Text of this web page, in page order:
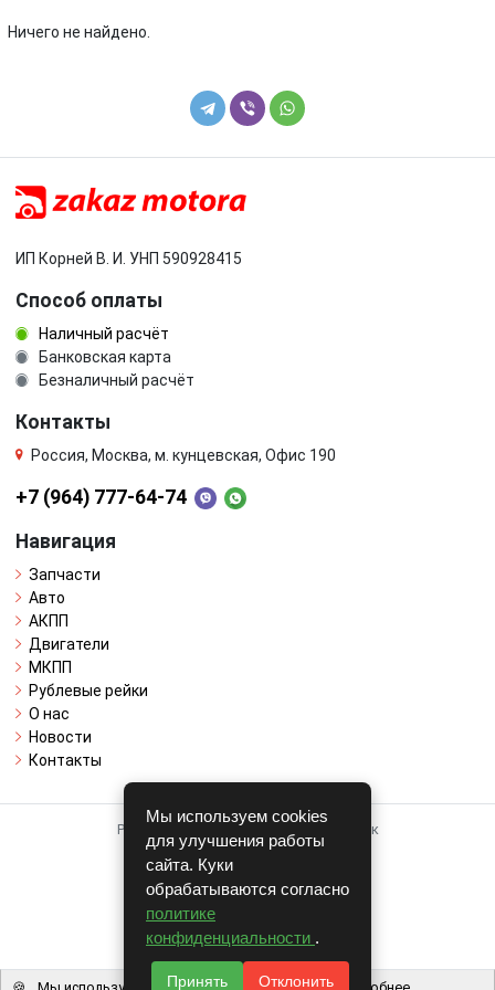
Ничего не найдено.
ИП Корней В. И. УНП 590928415
Способ оплаты
Наличный расчёт
Банковская карта
Безналичный расчёт
Контакты
Россия, Москва, м. кунцевская, Офис 190
+7 (964) 777-64-74
Навигация
Запчасти
Авто
АКПП
Двигатели
МКПП
Рублевые рейки
О нас
Новости
Контакты
Работает на системе для авторазборок
CARRO.БИЗНЕС
Полная версия
© COPYRIGHT 2026 г.
v1.1.24
Мы используем cookies
для улучшения работы
сайта. Куки
обрабатываются согласно
политике
конфиденциальности .
Принять Отклонить